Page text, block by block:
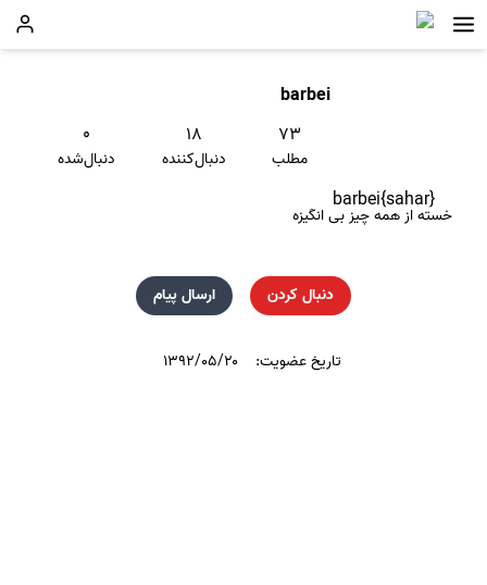
barbei
۷۳
مطلب
۱۸
دنبال‌کننده
۰
دنبال‌شده
barbei{sahar}
خسته از همه چیز بی انگیزه
دنبال کردن ارسال پیام
تاریخ عضویت: ۱۳۹۲/۰۵/۲۰